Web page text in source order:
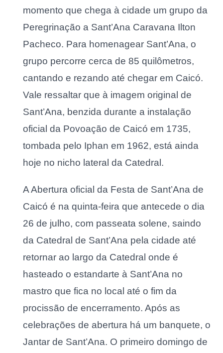
momento que chega à cidade um grupo da
Peregrinação a Sant’Ana Caravana Ilton
Pacheco. Para homenagear Sant’Ana, o
grupo percorre cerca de 85 quilômetros,
cantando e rezando até chegar em Caicó.
Vale ressaltar que à imagem original de
Sant’Ana, benzida durante a instalação
oficial da Povoação de Caicó em 1735,
tombada pelo Iphan em 1962, está ainda
hoje no nicho lateral da Catedral.
A Abertura oficial da Festa de Sant’Ana de
Caicó é na quinta-feira que antecede o dia
26 de julho, com passeata solene, saindo
da Catedral de Sant’Ana pela cidade até
retornar ao largo da Catedral onde é
hasteado o estandarte à Sant’Ana no
mastro que fica no local até o fim da
procissão de encerramento. Após as
celebrações de abertura há um banquete, o
Jantar de Sant’Ana. O primeiro domingo de